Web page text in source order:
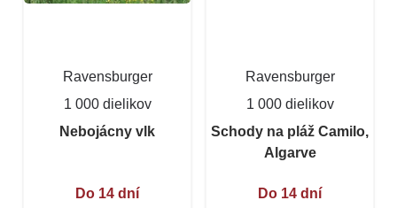
Ravensburger
1 000 dielikov
Nebojácny vlk
Do 14 dní
Ravensburger
1 000 dielikov
Schody na pláž Camilo,
Algarve
Do 14 dní